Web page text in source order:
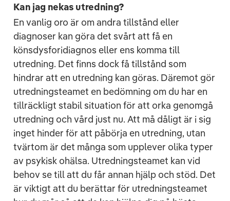
Kan jag nekas utredning?
En vanlig oro är om andra tillstånd eller
diagnoser kan göra det svårt att få en
könsdysforidiagnos eller ens komma till
utredning. Det finns dock få tillstånd som
hindrar att en utredning kan göras. Däremot gör
utredningsteamet en bedömning om du har en
tillräckligt stabil situation för att orka genomgå
utredning och vård just nu. Att må dåligt är i sig
inget hinder för att påbörja en utredning, utan
tvärtom är det många som upplever olika typer
av psykisk ohälsa. Utredningsteamet kan vid
behov se till att du får annan hjälp och stöd. Det
är viktigt att du berättar för utredningsteamet